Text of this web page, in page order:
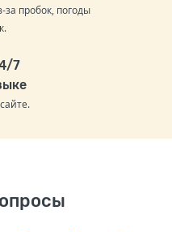
пробок, погоды
7